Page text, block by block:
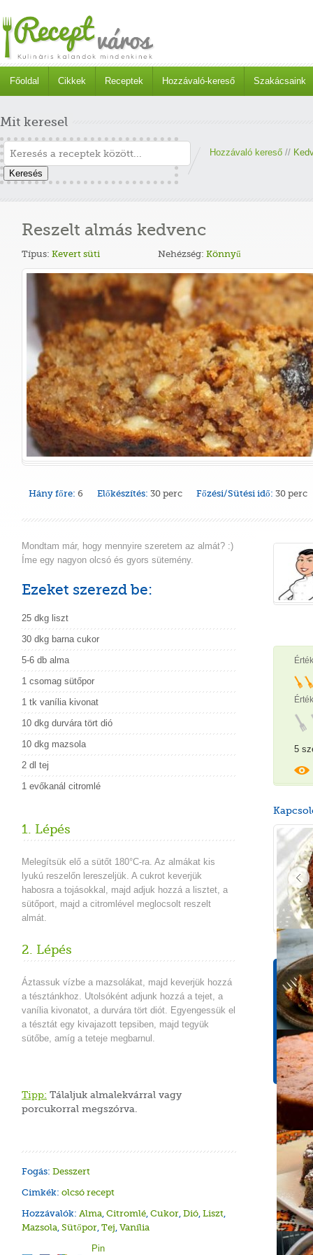
Főoldal Cikkek Receptek Hozzávaló-kereső Szakácsaink
Mit keresel
Keresés
Hozzávaló kereső //
Reszelt almás kedvenc
Típus: Kevert süti Nehézség: Könnyű
Hány főre: 6 Előkészítés: 30 perc Főzési/Sütési idő: 30 perc
Mondtam már, hogy mennyire szeretem az almát? :)
Íme egy nagyon olcsó és gyors sütemény.
Ezeket szerezd be:
25 dkg liszt
30 dkg barna cukor
5-6 db alma
1 csomag sütőpor
1 tk vanília kivonat
10 dkg durvára tört dió
10 dkg mazsola
2 dl tej
1 evőkanál citromlé
1. Lépés
Melegítsük elő a sütőt 180°C-ra. Az almákat kis
lyukú reszelőn lereszeljük. A cukrot keverjük
habosra a tojásokkal, majd adjuk hozzá a lisztet, a
sütőport, majd a citromlével meglocsolt reszelt
almát.
2. Lépés
Áztassuk vízbe a mazsolákat, majd keverjük hozzá
a tésztánkhoz. Utolsóként adjunk hozzá a tejet, a
vanília kivonatot, a durvára tört diót. Egyengessük el
a tésztát egy kivajazott tepsiben, majd tegyük
sütőbe, amíg a teteje megbarnul.
Tipp: Tálaljuk almalekvárral vagy
porcukorral megszórva.
Fogás: Desszert
Cimkék: olcsó recept
Hozzávalók: Alma, Citromlé, Cukor, Dió, Liszt,
Mazsola, Sütőpor, Tej, Vanília
Pin
5
1
583